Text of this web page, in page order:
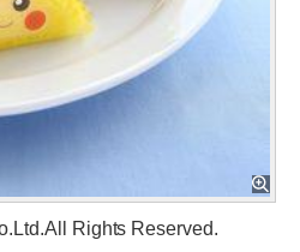
Rights Reserved.